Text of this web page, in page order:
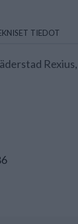
TIEDOT
Rexius,